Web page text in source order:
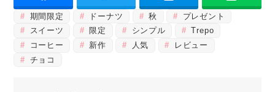
期間限定 ドーナツ 秋
プレゼント
スイーツ
限定 シンプル
Trepo
コーヒー
新作 人気
レビュー
チョコ